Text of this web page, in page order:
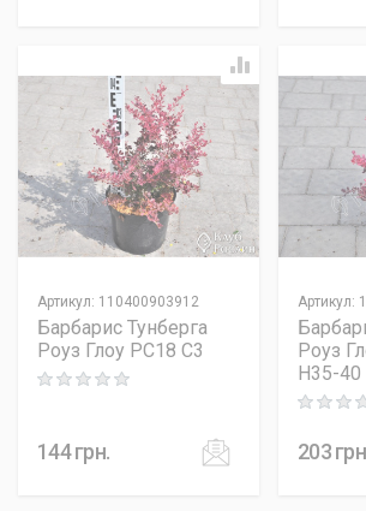
Артикул: 110400903912
Барбарис Тунберга
Роуз Глоу PC18 C3
Rating: 0 out of 5
144грн.
Артикул:
Роуз
H35-40
Rating: 0
203